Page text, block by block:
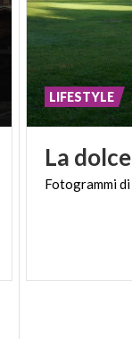
La dolce
Fotogrammidi
LIFESTYLE